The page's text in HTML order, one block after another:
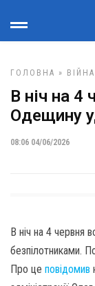
ГОЛОВНА »
В ніч на 4
Одещину
08:06 04/06/2026
В ніч на 4 червня
безпілотниками.
Про це повідомив